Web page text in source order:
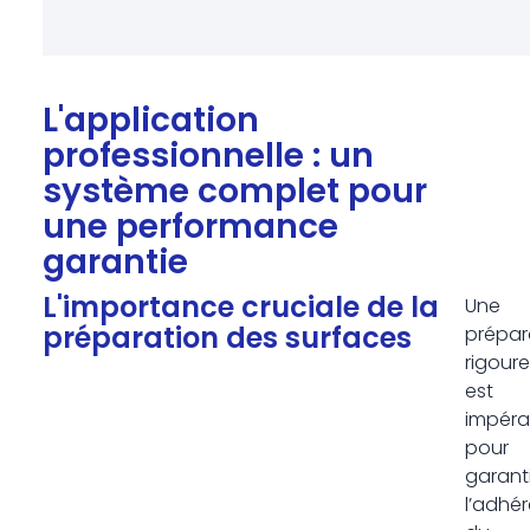
L'application
professionnelle : un
système complet pour
une performance
garantie
L'importance cruciale de la
préparation des surfaces
Une
est
pour